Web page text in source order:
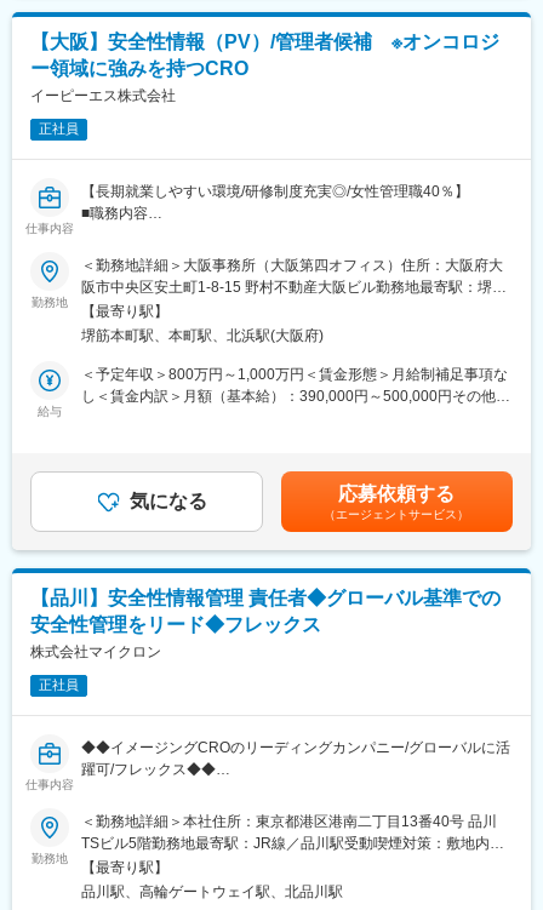
極的に取り組んでいます。
└積立有給休暇制度：有効期間が満了した年次有給休暇を、体調
不良、短期疾病などのため連続して4日以上休む時に使えます。
└長期休業所得補償制度：傷病による休業期間中、会社からの給
与支給がなくなった後も、生活に大きな影響を及ぼさないよう一
定収入の補償を行います。
変更の範囲：会社の定める業務
【大阪】安全性情報（PV）/管理者候補 ※オンコロジ
ー領域に強みを持つCRO
イーピーエス株式会社
正社員
仕事内容
【長期就業しやすい環境/研修制度充実◎/女性管理職40％】
■職務内容
・国内症例のモニター、MRへの再調査指示業務サポート
・CIOMS・Med Watchフォームや文献学会情報等による
海外（英語）安全性情報の一次評価・和訳
・英語訳（CIOMS・Med Watch・Annual report等作成）業務
・PMDAへの(医薬品)副作用・感染症等報告書・研究報告・
措置報告・不具合報告書（案）の作成およびSGML化
・安全性定期報告、PSUR・PBRER案作成
・安全性情報管理業務全般のコンサルテーション並びにその他関
ており、本求人は新会社（株式会社 EPデータウィーブ）へ承継さ
れます。
詳細：https://www.eps.co.jp/ja/pdf/20260630114451.pdf
■同社でのキャリアパス、スキルアップ
・今まではCROへの委託がなかった年次報告、【RMP、
PBRER】等の受託も増えているため、経験の幅を広げかつ市場価
値を高めることができます。
・スキルアップのため、社内研修にて、各種法律・省令の改正ポ
イント確認はもちろん、疫学・薬剤疫学の基本、E2B（R3）対応
す。
・医学基礎知識の底上げとして、循環器系、呼吸器系、神経系な
ど【領域毎に10種以上の研修】があります。
■就業環境
勤務地
＜勤務地詳細＞大阪事務所（大阪第四オフィス）住所：大阪府大
阪市中央区安土町1-8-15 野村不動産大阪ビル勤務地最寄駅：堺筋
線／堺筋本町駅受動喫煙対策：屋内全面禁煙変更の範囲：会社の
定める事業所
【最寄り駅】
堺筋本町駅、本町駅、北浜駅(大阪府)
給与
＜予定年収＞800万円～1,000万円＜賃金形態＞月給制補足事項な
し＜賃金内訳＞月額（基本給）：390,000円～500,000円その他固
月）■賞与： 年3回（夏季賞与6月・冬季賞与12月・決算賞与10
月）賃金はあくまでも目安の金額であり、選考を通じて上下する
可能性があります。月給(月額)は固定手当を含めた表記です。
気になる 応募依頼する
（エージェントサービス）
【品川】安全性情報管理 責任者◆グローバル基準での
安全性管理をリード◆フレックス
株式会社マイクロン
正社員
仕事内容
◆◆イメージングCROのリーディングカンパニー/グローバルに活
躍可/フレックス◆◆
マイクロンは、イメージングCROとして国内トップクラスの実績
を築き、画像解析・読影における高度な専門性で多くのクライア
ントから信頼を得ています。
安全性情報管理（PV）体制の拡充のため、グローバル基準での安
全性管理をリードいただける責任者を募集します。グローバルPV
勤務地
＜勤務地詳細＞本社住所：東京都港区港南二丁目13番40号 品川
TSビル5階勤務地最寄駅：JR線／品川駅受動喫煙対策：敷地内全
面禁煙変更の範囲：会社の定める事業所
【最寄り駅】
品川駅、高輪ゲートウェイ駅、北品川駅